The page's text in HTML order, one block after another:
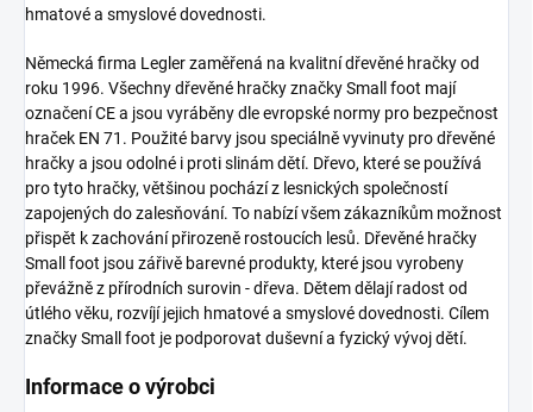
hmatové a smyslové dovednosti.
Německá firma Legler zaměřená na kvalitní dřevěné hračky od
roku 1996. Všechny dřevěné hračky značky Small foot mají
označení CE a jsou vyráběny dle evropské normy pro bezpečnost
hraček EN 71. Použité barvy jsou speciálně vyvinuty pro dřevěné
hračky a jsou odolné i proti slinám dětí. Dřevo, které se používá
pro tyto hračky, většinou pochází z lesnických společností
zapojených do zalesňování. To nabízí všem zákazníkům možnost
přispět k zachování přirozeně rostoucích lesů. Dřevěné hračky
Small foot jsou zářivě barevné produkty, které jsou vyrobeny
převážně z přírodních surovin - dřeva. Dětem dělají radost od
útlého věku, rozvíjí jejich hmatové a smyslové dovednosti. Cílem
značky Small foot je podporovat duševní a fyzický vývoj dětí.
Informace o výrobci